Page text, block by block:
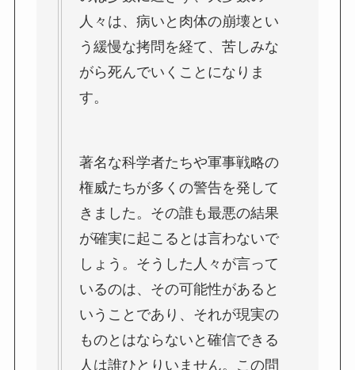
人々は、病いと肉体の崩壊とい
う緩慢な拷問を経て、苦しみな
がら死んでいくことになりま
す。
著名な科学者たちや軍事戦略の
権威たちが多くの警告を発して
きました。その誰も最悪の結果
が確実に起こるとは言わないで
しょう。そうした人々が言って
いるのは、その可能性があると
いうことであり、それが現実の
ものとはならないと確信できる
人は誰ひとりいません。この問